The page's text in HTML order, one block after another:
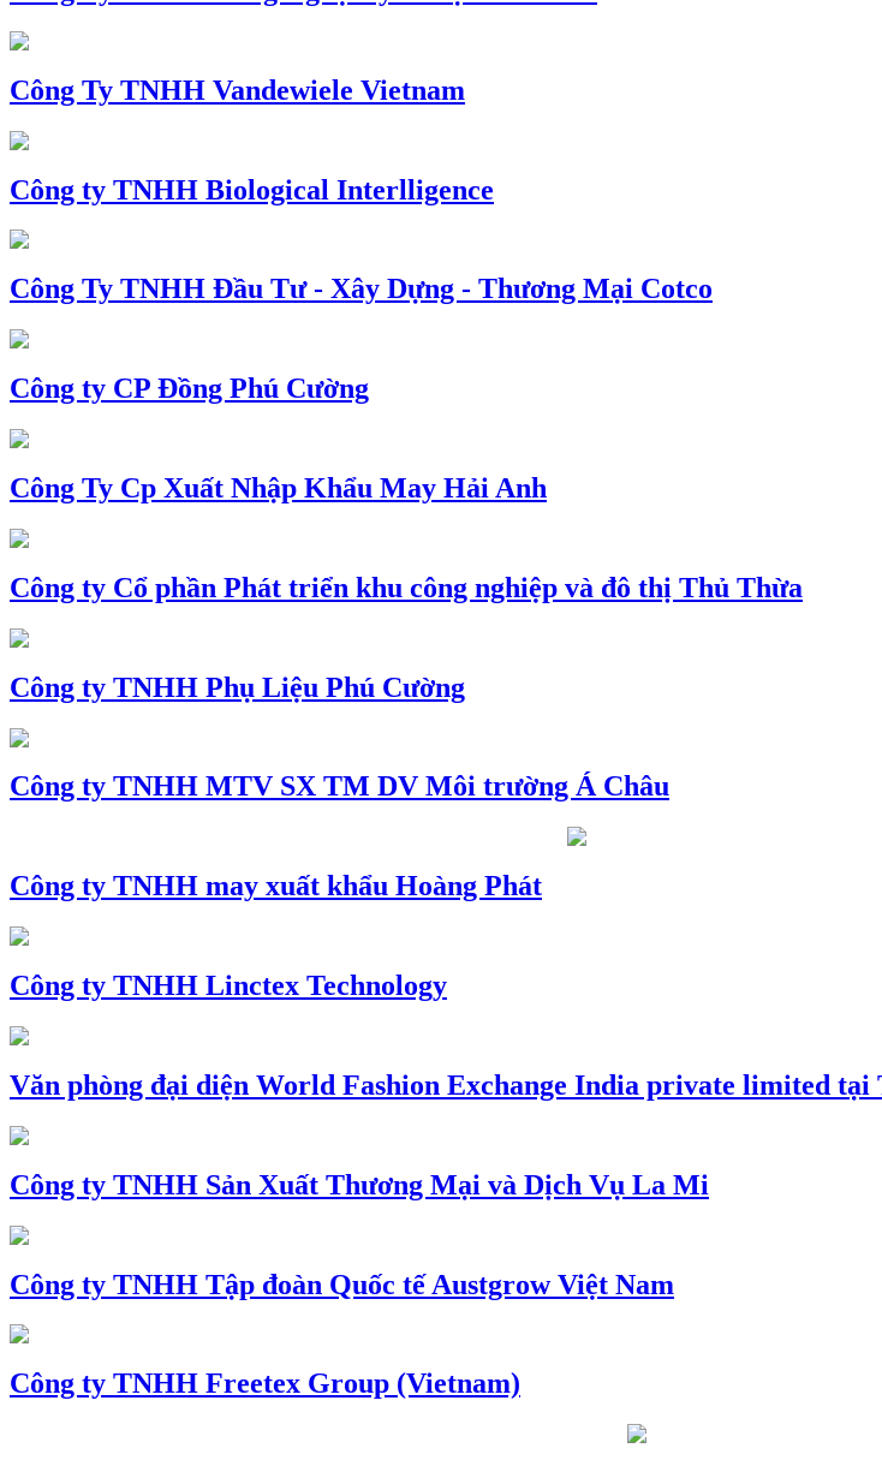
Công Ty TNHH Vandewiele Vietnam
Công ty TNHH Biological Interlligence
Công Ty TNHH Đầu Tư - Xây Dựng - Thương Mại Cotco
Công ty CP Đồng Phú Cường
Công Ty Cp Xuất Nhập Khẩu May Hải Anh
Công ty Cổ phần Phát triển khu công nghiệp và đô thị Thủ Thừa
Công ty TNHH Phụ Liệu Phú Cường
Công ty TNHH MTV SX TM DV Môi trường Á Châu
Công ty TNHH may xuất khẩu Hoàng Phát
Công ty TNHH Linctex Technology
Văn phòng đại diện World Fashion Exchange India private limited
Công ty TNHH Sản Xuất Thương Mại và Dịch Vụ La Mi
Công ty TNHH Tập đoàn Quốc tế Austgrow Việt Nam
Công ty TNHH Freetex Group (Vietnam)